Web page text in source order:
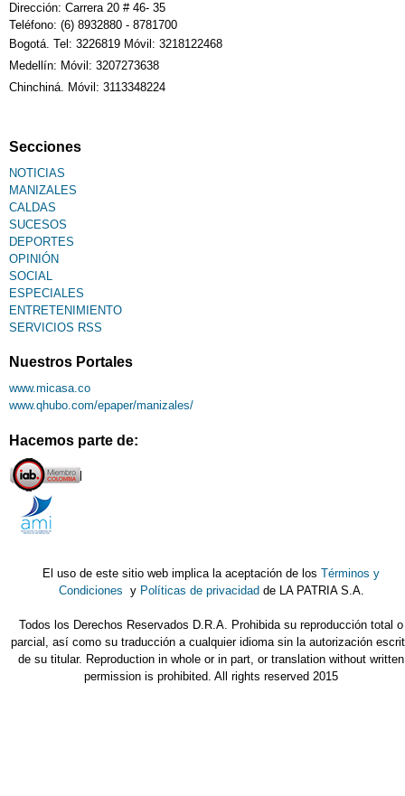
Dirección: Carrera 20 # 46- 35
Teléfono: (6) 8932880 - 8781700
Bogotá. Tel: 3226819 Móvil: 3218122468
Medellín: Móvil: 3207273638
Chinchiná. Móvil: 3113348224
Secciones
NOTICIAS
MANIZALES
CALDAS
SUCESOS
DEPORTES
OPINIÓN
SOCIAL
ESPECIALES
ENTRETENIMIENTO
SERVICIOS RSS
Nuestros Portales
www.micasa.co
www.qhubo.com/epaper/manizales/
Hacemos parte de:
El uso de este sitio web implica la aceptación de losTérminos y
Condiciones y Políticas de privacidad de LA PATRIA S.A.
Todos los Derechos Reservados D.R.A. Prohibida su reproducción total o
parcial, así como su traducción a cualquier idioma sin la autorización
de su titular. Reproduction in whole or in part, or translation without written
permission is prohibited. All rights reserved 2015